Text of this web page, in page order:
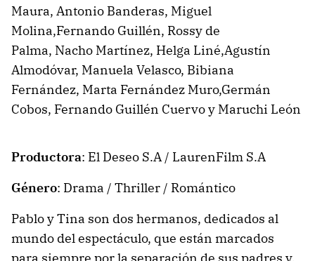
Maura, Antonio Banderas, Miguel
Molina,Fernando Guillén, Rossy de
Palma, Nacho Martínez, Helga Liné,Agustín
Almodóvar, Manuela Velasco, Bibiana
Fernández, Marta Fernández Muro,Germán
Cobos, Fernando Guillén Cuervo y Maruchi León
Productora: El Deseo S.A / LaurenFilm S.A
Género: Drama / Thriller / Romántico
Pablo y Tina son dos hermanos, dedicados al
mundo del espectáculo, que están marcados
para siempre por la separación de sus padres y,